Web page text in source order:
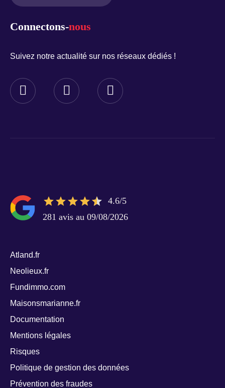
Connectons-nous
Suivez notre actualité sur nos réseaux dédiés !
4.6/5
281 avis au 09/08/2026
Atland.fr
Neolieux.fr
Fundimmo.com
Maisonsmarianne.fr
Documentation
Mentions légales
Risques
Politique de gestion des données
Prévention des fraudes